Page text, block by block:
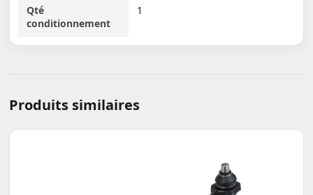
Qté
conditionnement
1
Produits similaires